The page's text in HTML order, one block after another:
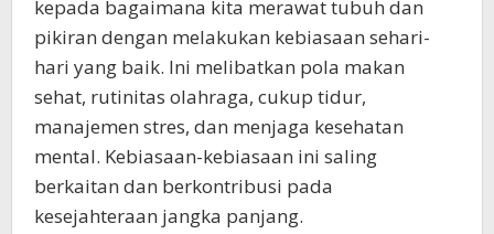
kepada bagaimana kita merawat tubuh dan
pikiran dengan melakukan kebiasaan sehari-
hari yang baik. Ini melibatkan pola makan
sehat, rutinitas olahraga, cukup tidur,
manajemen stres, dan menjaga kesehatan
mental. Kebiasaan-kebiasaan ini saling
berkaitan dan berkontribusi pada
kesejahteraan jangka panjang.